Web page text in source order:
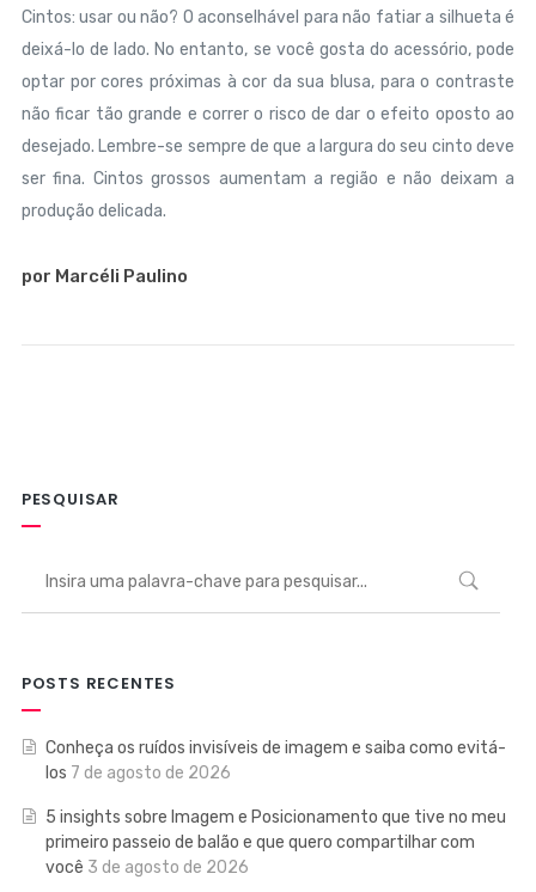
Cintos: usar ou não? O aconselhável para não fatiar a silhueta é
deixá-lo de lado. No entanto, se você gosta do acessório, pode
optar por cores próximas à cor da sua blusa, para o contraste
não ficar tão grande e correr o risco de dar o efeito oposto ao
desejado. Lembre-se sempre de que a largura do seu cinto deve
ser fina. Cintos grossos aumentam a região e não deixam a
produção delicada.
por Marcéli Paulino
PESQUISAR
POSTS RECENTES
Conheça os ruídos invisíveis de imagem e saiba como evitá-
los 7 de agosto de 2026
5 insights sobre Imagem e Posicionamento que tive no meu
primeiro passeio de balão e que quero compartilhar com
você 3 de agosto de 2026